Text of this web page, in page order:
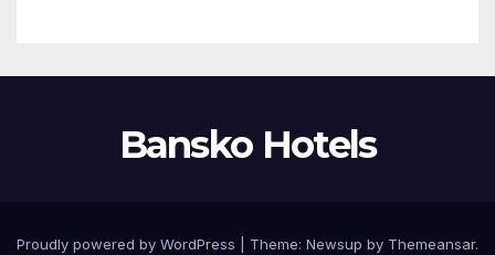
Bansko Hotels
Proudly powered by WordPress Theme: Newsup by Themeansar.